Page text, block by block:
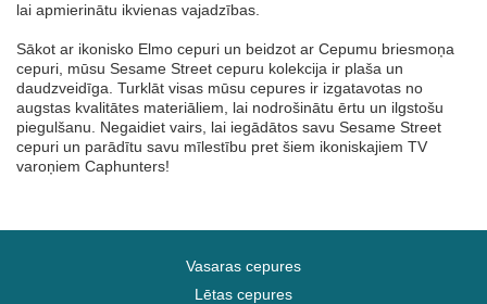
lai apmierinātu ikvienas vajadzības.
Sākot ar ikonisko Elmo cepuri un beidzot ar Cepumu briesmoņa
cepuri, mūsu Sesame Street cepuru kolekcija ir plaša un
daudzveidīga. Turklāt visas mūsu cepures ir izgatavotas no
augstas kvalitātes materiāliem, lai nodrošinātu ērtu un ilgstošu
piegulšanu. Negaidiet vairs, lai iegādātos savu Sesame Street
cepuri un parādītu savu mīlestību pret šiem ikoniskajiem TV
varoņiem Caphunters!
Vasaras cepures
Lētas cepures